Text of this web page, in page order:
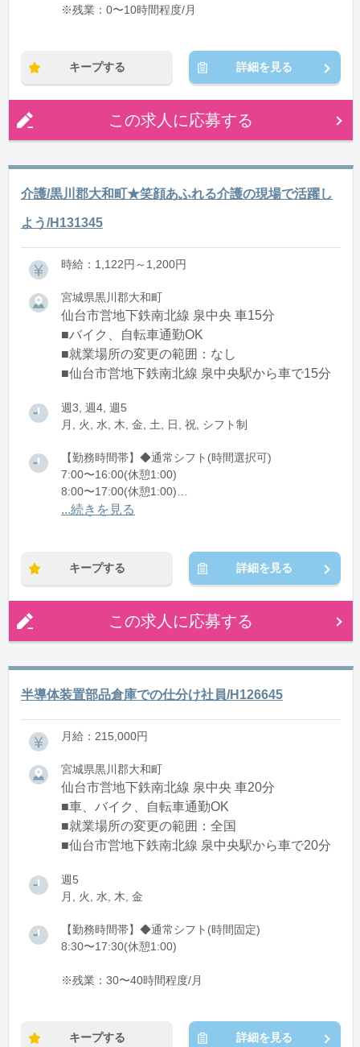
※残業：0〜10時間程度/月
キープする 詳細を見る
この求人に応募する
介護/黒川郡大和町★笑顔あふれる介護の現場で活躍し
よう/H131345
時給：1,122円～1,200円
宮城県黒川郡大和町
仙台市営地下鉄南北線 泉中央 車15分
■バイク、自転車通勤OK
■就業場所の変更の範囲：なし
■仙台市営地下鉄南北線 泉中央駅から車で15分
週3, 週4, 週5
月, 火, 水, 木, 金, 土, 日, 祝, シフト制
【勤務時間帯】◆通常シフト(時間選択可)
7:00〜16:00(休憩1:00)
8:00〜17:00(休憩1:00)
12:00〜21:00(休憩1:00)
...続きを見る
キープする 詳細を見る
この求人に応募する
半導体装置部品倉庫での仕分け社員/H126645
月給：215,000円
宮城県黒川郡大和町
仙台市営地下鉄南北線 泉中央 車20分
■車、バイク、自転車通勤OK
■就業場所の変更の範囲：全国
■仙台市営地下鉄南北線 泉中央駅から車で20分
週5
月, 火, 水, 木, 金
【勤務時間帯】◆通常シフト(時間固定)
8:30〜17:30(休憩1:00)
※残業：30〜40時間程度/月
キープする 詳細を見る